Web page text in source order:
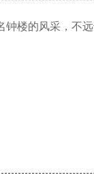
楼的风采，不